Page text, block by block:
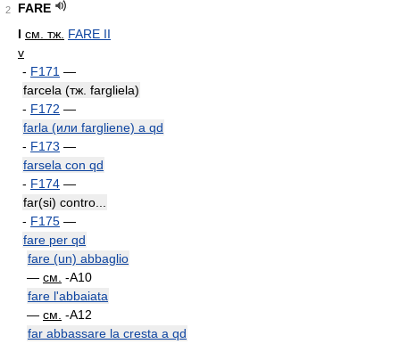
2
FARE
I см. тж. FARE II
v
- F171 —
farcela (тж. fargliela)
- F172 —
farla (или fargliene) a qd
- F173 —
farsela con qd
- F174 —
far(si) contro...
- F175 —
fare per qd
fare (un) abbaglio
— см. -A10
fare l'abbaiata
— см. -A12
far abbassare la cresta a qd